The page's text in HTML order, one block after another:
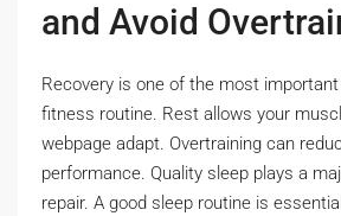
and Avoid
Recovery is one of the most
fitness routine. Rest allows your
webpage adapt. Overtraining can
performance. Quality sleep plays a
repair. A good sleep routine is